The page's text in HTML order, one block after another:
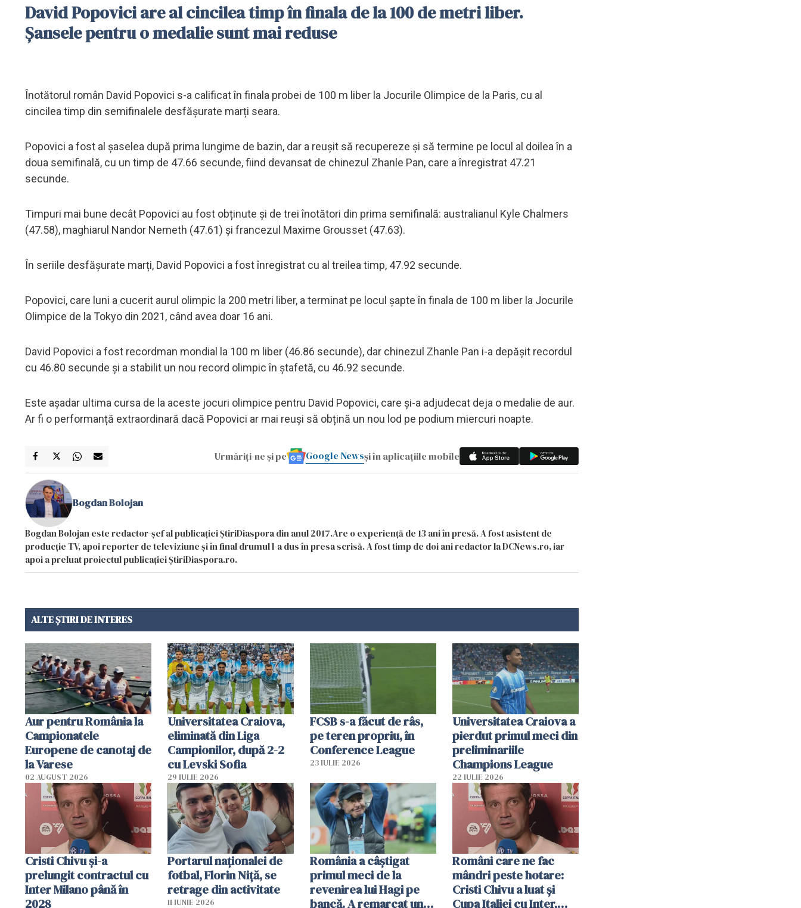
David Popovici are al cincilea timp în finala de la 100 de metri liber.
Șansele pentru o medalie sunt mai reduse
Înotătorul român David Popovici s-a calificat în finala probei de 100 m liber la Jocurile Olimpice de la Paris, cu al
cincilea timp din semifinalele desfășurate marți seara.
Popovici a fost al șaselea după prima lungime de bazin, dar a reușit să recupereze și să termine pe locul al doilea în a
doua semifinală, cu un timp de 47.66 secunde, fiind devansat de chinezul Zhanle Pan, care a înregistrat 47.21
secunde.
Timpuri mai bune decât Popovici au fost obținute și de trei înotători din prima semifinală: australianul Kyle Chalmers
(47.58), maghiarul Nandor Nemeth (47.61) și francezul Maxime Grousset (47.63).
În seriile desfășurate marți, David Popovici a fost înregistrat cu al treilea timp, 47.92 secunde.
Popovici, care luni a cucerit aurul olimpic la 200 metri liber, a terminat pe locul șapte în finala de 100 m liber la Jocurile
Olimpice de la Tokyo din 2021, când avea doar 16 ani.
David Popovici a fost recordman mondial la 100 m liber (46.86 secunde), dar chinezul Zhanle Pan i-a depășit recordul
cu 46.80 secunde și a stabilit un nou record olimpic în ștafetă, cu 46.92 secunde.
Este așadar ultima cursa de la aceste jocuri olimpice pentru David Popovici, care și-a adjudecat deja o medalie de aur.
Ar fi o performanță extraordinară dacă Popovici ar mai reuși să obțină un nou lod pe podium miercuri noapte.
Urmăriți-ne și pe Google Newsși în aplicațiile mobile
Bogdan Bolojan
Bogdan Bolojan este redactor-șef al publicației ȘtiriDiaspora din anul 2017.Are o experiență de 13 ani în presă. A fost asistent de
producție TV, apoi reporter de televiziune și în final drumul l-a dus în presa scrisă. A fost timp de doi ani redactor la DCNews.ro, iar
apoi a preluat proiectul publicației ȘtiriDiaspora.ro.
ALTE ȘTIRI DE INTERES
Aur pentru România la
Campionatele
Europene de canotaj de
la Varese
02 AUGUST 2026
Universitatea Craiova,
eliminată din Liga
Campionilor, după 2-2
cu Levski Sofia
29 IULIE 2026
FCSB s-a făcut de râs,
pe teren propriu, în
Conference League
23 IULIE 2026
Universitatea Craiova a
pierdut primul meci din
preliminariile
Champions League
22 IULIE 2026
Cristi Chivu şi-a
prelungit contractul cu
Inter Milano până în
2028
Portarul naționalei de
fotbal, Florin Niță, se
retrage din activitate
11 IUNIE 2026
România a câștigat
primul meci de la
revenirea lui Hagi pe
bancă. A remarcat un
Români care ne fac
mândri peste hotare:
Cristi Chivu a luat și
Cupa Italiei cu Inter,